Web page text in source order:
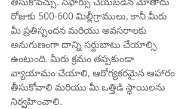
రోజుకు 500-600 మిల్లీగ్రాములు, కానీ మీరు
మీ ప్రతిస్పందన మరియు అవసరాలకు
అనుగుణంగా దాన్ని సర్దుబాటు చేయాల్సి
ఉంటుంది. మీరు క్రమం తప్పకుండా
వ్యాయామం చేయాలి, ఆరోగ్యకరమైన ఆహారం
తీసుకోవాలి మరియు మీ ఒత్తిడి స్థాయిలను
నిర్వహించాలి.